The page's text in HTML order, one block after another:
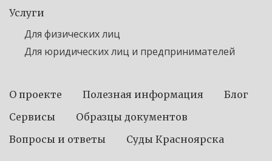
Услуги
Для физических лиц
Для юридических лиц и предпринимателей
О проекте Полезная информация
Блог
Сервисы
Образцы документов
Вопросы и ответы
Суды Красноярска